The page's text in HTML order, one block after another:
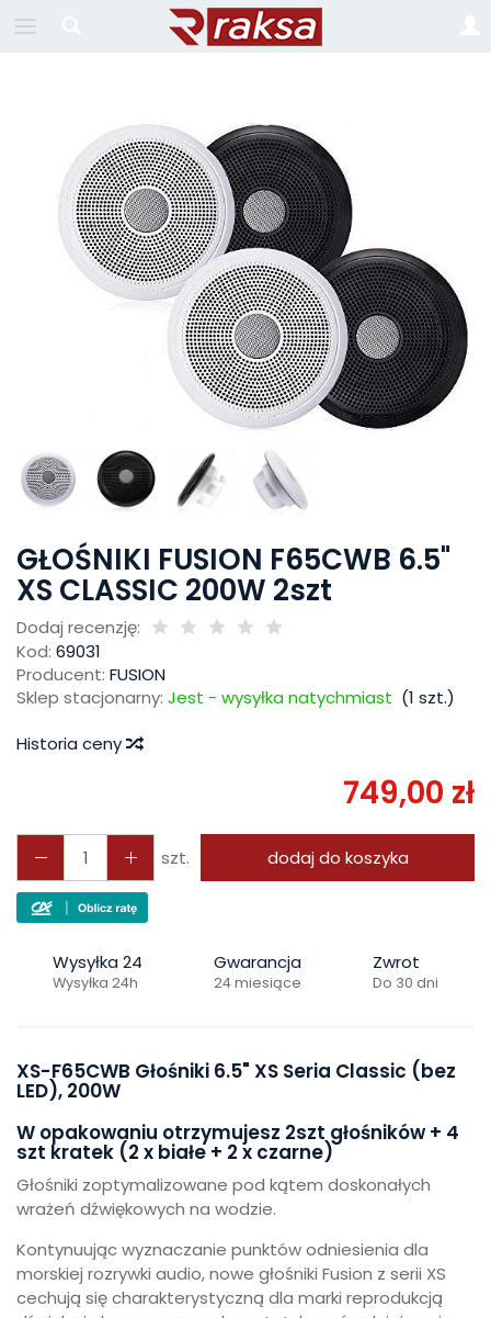
GŁOŚNIKI FUSION F65CWB 6.5"
XS CLASSIC 200W 2szt
Dodaj recenzję:
Kod: 69031
Producent: FUSION
Sklep stacjonarny: Jest - wysyłka natychmiast (1 szt.)
Historia ceny
749,00 zł
szt. dodaj do koszyka
Wysyłka 24
Wysyłka 24h
Gwarancja
24 miesiące
Zwrot
Do 30 dni
XS-F65CWB Głośniki 6.5" XS Seria Classic (bez
LED), 200W
W opakowaniu otrzymujesz 2szt głośników + 4
szt kratek (2 x białe + 2 x czarne)
Głośniki zoptymalizowane pod kątem doskonałych
wrażeń dźwiękowych na wodzie.
Kontynuując wyznaczanie punktów odniesienia dla
morskiej rozrywki audio, nowe głośniki Fusion z serii XS
cechują się charakterystyczną dla marki reprodukcją